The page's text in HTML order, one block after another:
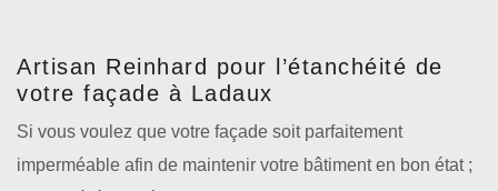
Artisan Reinhard pour l’étanchéité de
votre façade à Ladaux
Si vous voulez que votre façade soit parfaitement
imperméable afin de maintenir votre bâtiment en bon état ;